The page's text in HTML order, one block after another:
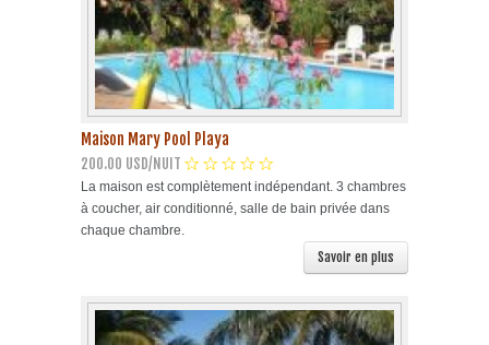
Maison Mary Pool Playa
200.00 USD/NUIT
La maison est complètement indépendant. 3 chambres
à coucher, air conditionné, salle de bain privée dans
chaque chambre.
Savoir en plus